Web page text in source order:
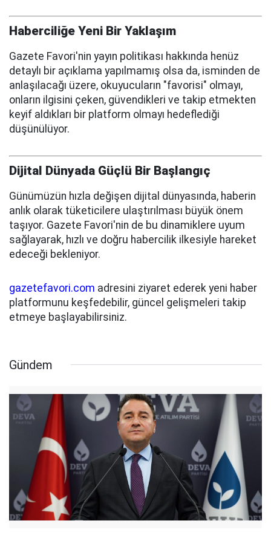
Haberciliğe Yeni Bir Yaklaşım
Gazete Favori'nin yayın politikası hakkında henüz
detaylı bir açıklama yapılmamış olsa da, isminden de
anlaşılacağı üzere, okuyucuların "favorisi" olmayı,
onların ilgisini çeken, güvendikleri ve takip etmekten
keyif aldıkları bir platform olmayı hedeflediği
düşünülüyor.
Dijital Dünyada Güçlü Bir Başlangıç
Günümüzün hızla değişen dijital dünyasında, haberin
anlık olarak tüketicilere ulaştırılması büyük önem
taşıyor. Gazete Favori'nin de bu dinamiklere uyum
sağlayarak, hızlı ve doğru habercilik ilkesiyle hareket
edeceği bekleniyor.
gazetefavori.com adresini ziyaret ederek yeni haber
platformunu keşfedebilir, güncel gelişmeleri takip
etmeye başlayabilirsiniz.
Gündem